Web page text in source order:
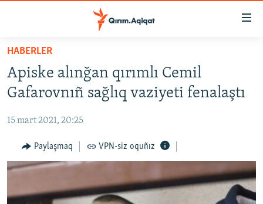
Esas
qaytmaq
Baş
qaytmaq
qaytmaq
HABERLER
SİYASET
CEMİYET
MEDENİYET
İNSAN AQLARI
VİDEO
HABERLER
Apiske alınğan qırımlı Cemil
Gafarovnıñ sağlıq vaziyeti fenalaştı
15 mart 2021, 20:25
Paylaşmaq VPN-siz oquñız